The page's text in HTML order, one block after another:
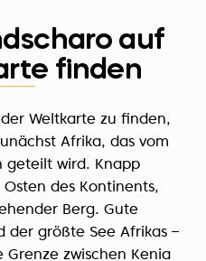
auf
finden
Weltkarte zu finden,
Afrika, das vom
geteilt wird. Knapp
des Kontinents,
Berg. Gute
der größte See Afrikas –
Grenze zwischen Kenia